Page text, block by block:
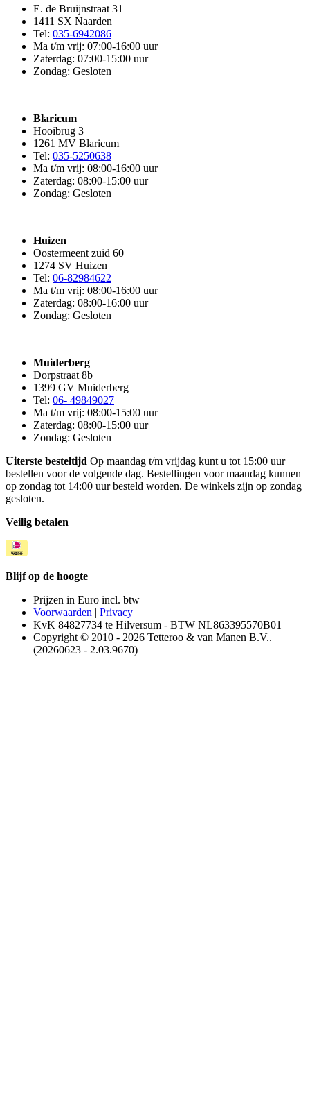
E. de Bruijnstraat 31
1411 SX Naarden
Tel: 035-6942086
Ma t/m vrij: 07:00-16:00 uur
Zaterdag: 07:00-15:00 uur
Zondag: Gesloten
Blaricum
Hooibrug 3
1261 MV Blaricum
Tel: 035-5250638
Ma t/m vrij: 08:00-16:00 uur
Zaterdag: 08:00-15:00 uur
Zondag: Gesloten
Huizen
Oostermeent zuid 60
1274 SV Huizen
Tel: 06-82984622
Ma t/m vrij: 08:00-16:00 uur
Zaterdag: 08:00-16:00 uur
Zondag: Gesloten
Muiderberg
Dorpstraat 8b
1399 GV Muiderberg
Tel: 06- 49849027
Ma t/m vrij: 08:00-15:00 uur
Zaterdag: 08:00-15:00 uur
Zondag: Gesloten
Uiterste besteltijd Op maandag t/m vrijdag kunt u tot 15:00 uur
bestellen voor de volgende dag. Bestellingen voor maandag kunnen
op zondag tot 14:00 uur besteld worden. De winkels zijn op zondag
gesloten.
Veilig betalen
Blijf op de hoogte
Prijzen in Euro incl. btw
Voorwaarden | Privacy
KvK 84827734 te Hilversum - BTW NL863395570B01
Copyright © 2010 - 2026 Tetteroo & van Manen B.V..
(20260623 - 2.03.9670)